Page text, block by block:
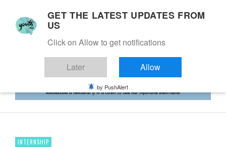
INTERNSHIP
GET THE LATEST UPDATES FROM
US
Click on Allow to get notifications
Later Allow
by PushAlert